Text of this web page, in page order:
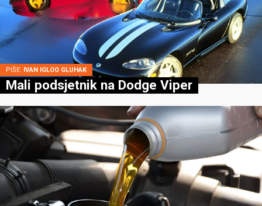
PIŠE: IVAN IGLOO GLUHAK
Mali podsjetnik na Dodge Viper